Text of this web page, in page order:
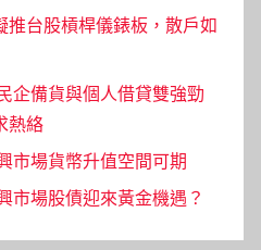
推台股槓桿儀錶板，散戶如
企備貨與個人借貸雙強勁
熱絡
市場貨幣升值空間可期
市場股債迎來黃金機遇？